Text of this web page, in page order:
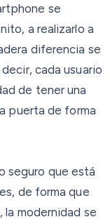
se
a realizarlo a
diferencia se
cada usuario
de tener una
puerta de forma
seguro que está
de forma que
modernidad se